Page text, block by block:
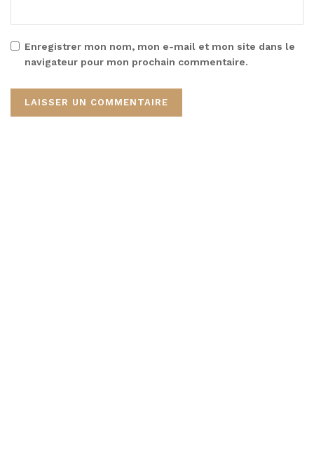
Enregistrer mon nom, mon e-mail et mon site dans le
navigateur pour mon prochain commentaire.